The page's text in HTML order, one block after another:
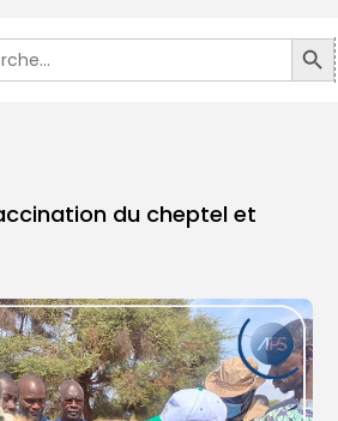
Search
Button
du cheptel et